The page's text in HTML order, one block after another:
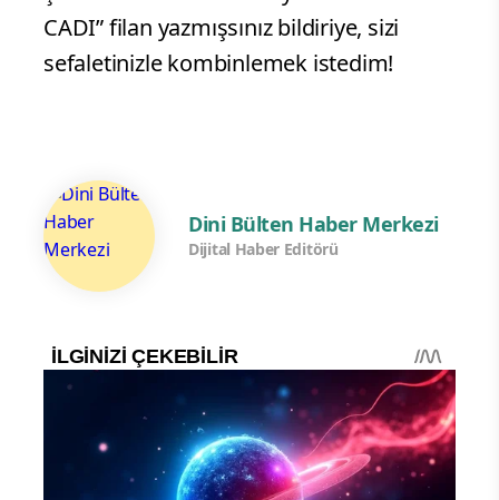
CADI” filan yazmışsınız bildiriye, sizi
sefaletinizle kombinlemek istedim!
Dini Bülten Haber Merkezi
Dijital Haber Editörü